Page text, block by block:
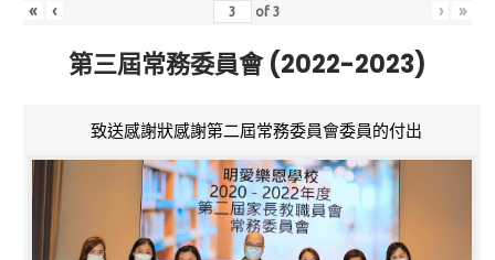
« ‹ of3 › »
第三屆常務委員會 (2022-2023)
致送感謝狀感謝第二屆常務委員會委員的付出